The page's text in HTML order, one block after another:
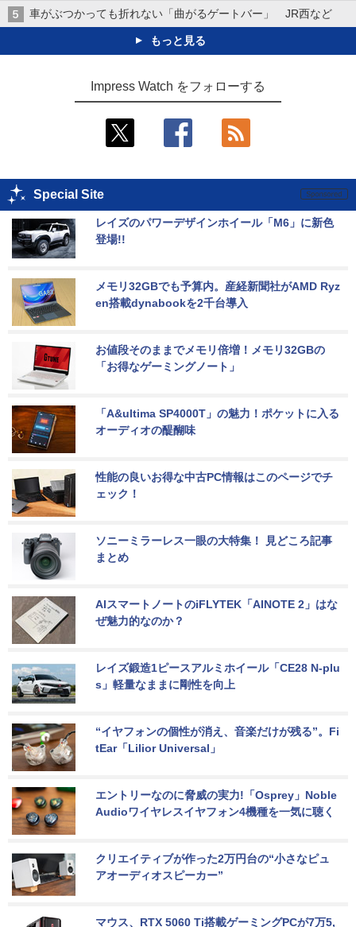
車がぶつかっても折れない「曲がるゲートバー」 JR西など
もっと見る
Impress Watch をフォローする
Special Site
レイズのパワーデザインホイール「M6」に新色
登場!!
メモリ32GBでも予算内。産経新聞社がAMD Ryz
en搭載dynabookを2千台導入
お値段そのままでメモリ倍増！メモリ32GBの
「お得なゲーミングノート」
「A&ultima SP4000T」の魅力！ポケットに入る
オーディオの醍醐味
性能の良いお得な中古PC情報はこのページでチ
ェック！
ソニーミラーレス一眼の大特集！ 見どころ記事
まとめ
AIスマートノートのiFLYTEK「AINOTE 2」はな
ぜ魅力的なのか？
レイズ鍛造1ピースアルミホイール「CE28 N-plu
s」軽量なままに剛性を向上
“イヤフォンの個性が消え、音楽だけが残る”。Fi
tEar「Lilior Universal」
エントリーなのに脅威の実力!「Osprey」Noble
Audioワイヤレスイヤフォン4機種を一気に聴く
クリエイティブが作った2万円台の“小さなピュ
アオーディオスピーカー”
マウス、RTX 5060 Ti搭載ゲーミングPCが7万5,